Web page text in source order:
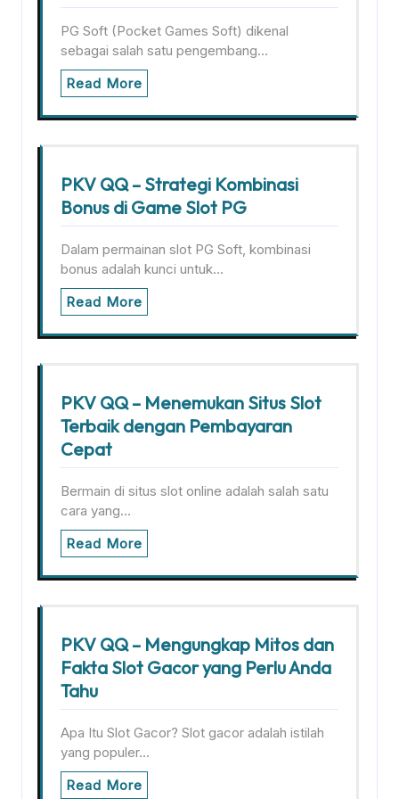
PG Soft (Pocket Games Soft) dikenal
sebagai salah satu pengembang…
Read More
PKV QQ – Strategi Kombinasi
Bonus di Game Slot PG
Dalam permainan slot PG Soft, kombinasi
bonus adalah kunci untuk…
Read More
PKV QQ – Menemukan Situs Slot
Terbaik dengan Pembayaran
Cepat
Bermain di situs slot online adalah salah satu
cara yang…
Read More
PKV QQ – Mengungkap Mitos dan
Fakta Slot Gacor yang Perlu Anda
Tahu
Apa Itu Slot Gacor? Slot gacor adalah istilah
yang populer…
Read More